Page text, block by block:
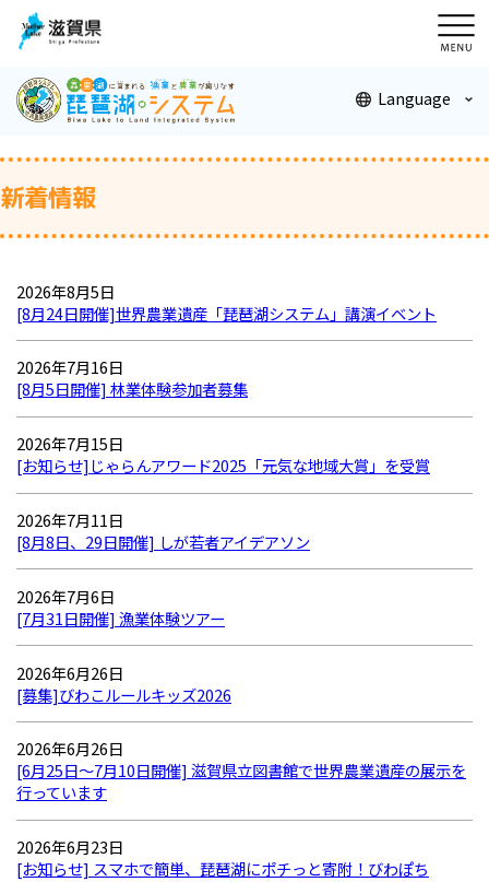
メニ
ュー
Language
新着情報
2026年8月5日
[8月24日開催]世界農業遺産「琵琶湖システム」講演イベント
2026年7月16日
[8月5日開催] 林業体験参加者募集
2026年7月15日
[お知らせ]じゃらんアワード2025「元気な地域大賞」を受賞
2026年7月11日
[8月8日、29日開催] しが若者アイデアソン
2026年7月6日
[7月31日開催] 漁業体験ツアー
2026年6月26日
[募集]びわこルールキッズ2026
2026年6月26日
[6月25日～7月10日開催] 滋賀県立図書館で世界農業遺産の展示を
行っています
2026年6月23日
[お知らせ] スマホで簡単、琵琶湖にポチっと寄附！びわぽち